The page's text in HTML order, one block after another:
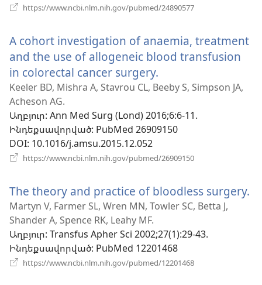
https://www.ncbi.nlm.nih.gov/pubmed/24890577
պատուհան)
A cohort investigation of anaemia, treatment
and the use of allogeneic blood transfusion
in colorectal cancer surgery.
է
պատուհան)
Keeler BD, Mishra A, Stavrou CL, Beeby S, Simpson JA,
Acheson AG.
Աղբյուր‎: Ann Med Surg (Lond) 2016;6:6-11.
Ինդեքսավորված‎: PubMed 26909150
DOI‎: 10.1016/j.amsu.2015.12.052
https://www.ncbi.nlm.nih.gov/pubmed/26909150
պատուհան)
The theory and practice of bloodless surgery.
Martyn V, Farmer SL, Wren MN, Towler SC, Betta J,
Shander A, Spence RK, Leahy MF.
Աղբյուր‎: Transfus Apher Sci 2002;27(1):29-43.
Ինդեքսավորված‎: PubMed 12201468
https://www.ncbi.nlm.nih.gov/pubmed/12201468